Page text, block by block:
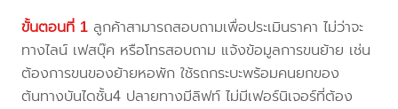
ขั้นตอนที่ 1 ลูกค้าสามารถสอบถามเพื่อประเมินราคา ไม่ว่าจะ
ทางไลน์ เฟสบุ๊ค หรือโทรสอบถาม แจ้งข้อมูลการขนย้าย เช่น
ต้องการขนของย้ายหอพัก ใช้รถกระบะพร้อมคนยกของ
ต้นทางบันไดชั้น4 ปลายทางมีลิฟท์ ไม่มีเฟอร์นิเจอร์ที่ต้อง